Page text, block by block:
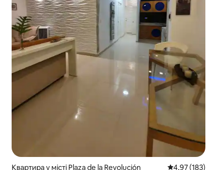
Квартира у місті Plaza de la Revolución Середня
4,97 (183)